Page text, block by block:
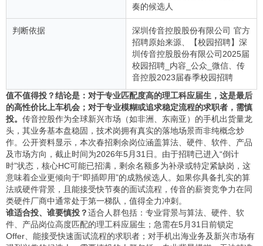
奏的候选人
判断依据
深圳传音控股股份有限公司 官方
招聘原始来源、【校园招聘】深
圳传音控股股份有限公司2025届
校园招聘_内容_公众_微信、传
音控股2023届春季校园招聘
值不值得投？结论是：对于专业匹配度高的理工科应届生，这是最后
的高性价比上车机会；对于专业模糊或追求稳定流程的求职者，需慎
投。 传音控股作为全球新兴市场（如非洲、东南亚）的手机出货量龙
头，其业务基本盘稳固，技术岗拥有真实的落地场景而非纯概念炒
作。公开资料显示，本次春招剩余岗位涵盖算法、硬件、软件、产品
及市场方向，截止时间为2026年5月31日。由于招聘已进入“倒计
时”状态，核心HC可能已招满，剩余名额多为补录或特定紧缺岗，这
意味着企业更倾向于“即插即用”的成熟候选人。如果你具备扎实的算
法或硬件背景，且能接受快节奏的面试流程，传音的薪资竞争力在同
类硬件厂商中通常处于第一梯队，值得全力冲刺。
谁适合投、谁要慎投？适合人群包括：专业背景与算法、硬件、软
件、产品岗位高度匹配的理工科应届生；急需在5月31日前锁定
Offer、能接受快速面试流程的求职者；对手机出海业务及新兴市场有